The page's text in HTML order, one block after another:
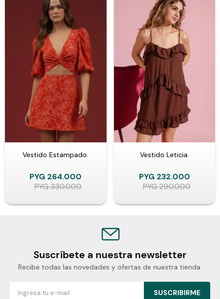
Vestido Estampado.
PYG 264.000
PYG330.000
Vestido Leticia.
PYG 232.000
PYG290.000
Suscríbete a nuestra newsletter
Recibe todas las novedades y ofertas de nuestra tienda.
SUSCRIBIRME